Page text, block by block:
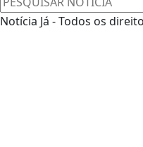
Notícia Já - Todos os